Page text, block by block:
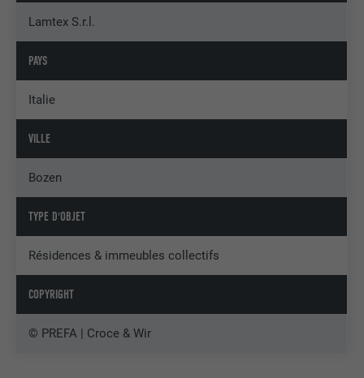
Lamtex S.r.l.
PAYS
Italie
VILLE
Bozen
TYPE D'OBJET
Résidences & immeubles collectifs
COPYRIGHT
© PREFA | Croce & Wir